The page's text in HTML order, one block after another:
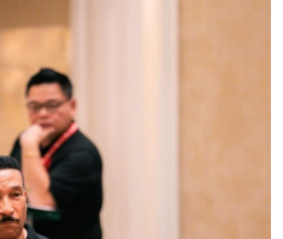
to share very soon!